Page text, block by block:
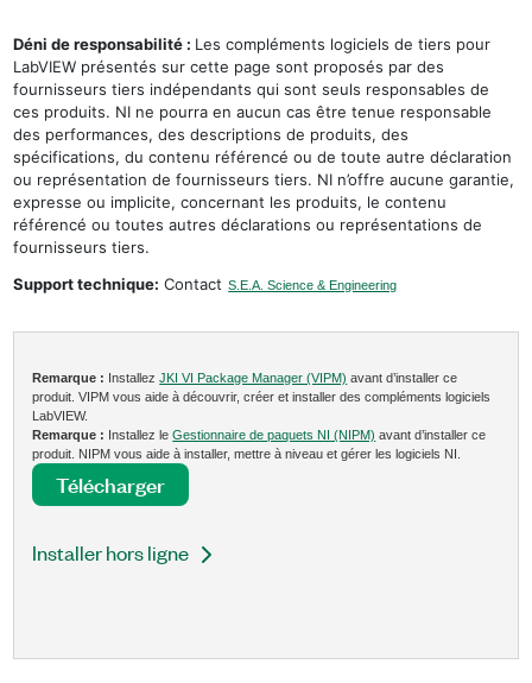
Déni de responsabilité : Les compléments logiciels de tiers pour
LabVIEW présentés sur cette page sont proposés par des
fournisseurs tiers indépendants qui sont seuls responsables de
ces produits. NI ne pourra en aucun cas être tenue responsable
des performances, des descriptions de produits, des
spécifications, du contenu référencé ou de toute autre déclaration
ou représentation de fournisseurs tiers. NI n’offre aucune garantie,
expresse ou implicite, concernant les produits, le contenu
référencé ou toutes autres déclarations ou représentations de
fournisseurs tiers.
Support technique: Contact S.E.A. Science & Engineering
Remarque : InstallezJKI VI Package Manager (VIPM) avant d’installer ce
produit. VIPM vous aide à découvrir, créer et installer des compléments logiciels
LabVIEW.
Remarque : Installez leGestionnaire de paquets NI (NIPM) avant d’installer ce
produit. NIPM vous aide à installer, mettre à niveau et gérer les logiciels NI.
Télécharger
Installer hors ligne